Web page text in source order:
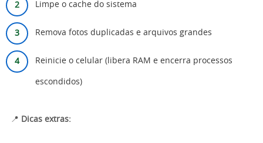
Limpe o cache do sistema
Remova fotos duplicadas e arquivos grandes
Reinicie o celular (libera RAM e encerra processos
escondidos)
📍 Dicas extras: